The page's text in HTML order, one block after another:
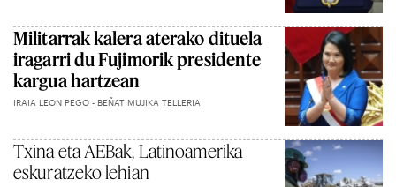
Militarrak kalera aterako dituela
iragarri du Fujimorik presidente
kargua hartzean
IRAIA LEON PEGO - BEÑAT MUJIKA TELLERIA
Txina eta AEBak, Latinoamerika
eskuratzeko lehian